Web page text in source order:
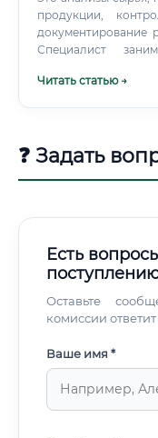
продукции,
документирование
Специалист
рационального
Читать статью →
❓ Задать
Есть
Оставьте
комиссии
Ваше имя *